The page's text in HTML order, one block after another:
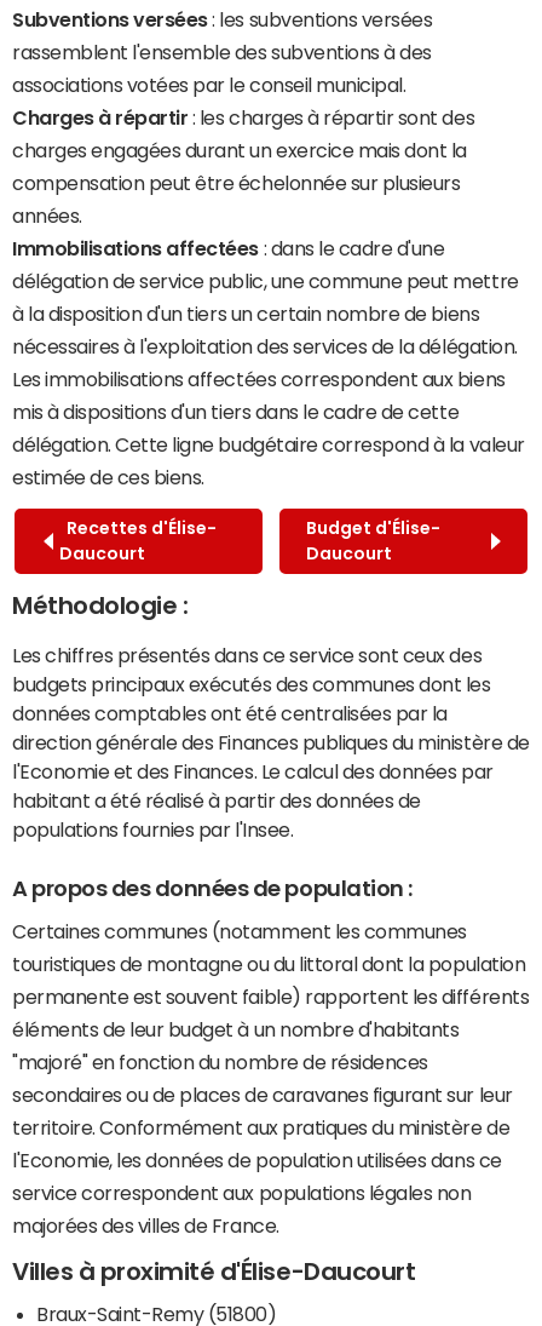
Subventions versées: les subventions versées
rassemblent l'ensemble des subventions à des
associations votées par le conseil municipal.
Charges à répartir : les charges à répartir sont des
charges engagées durant un exercice mais dont la
compensation peut être échelonnée sur plusieurs
années.
Immobilisations affectées : dans le cadre d'une
délégation de service public, une commune peut mettre
à la disposition d'un tiers un certain nombre de biens
nécessaires à l'exploitation des services de la délégation.
Les immobilisations affectées correspondent aux biens
mis à dispositions d'un tiers dans le cadre de cette
délégation. Cette ligne budgétaire correspond à la valeur
estimée de ces biens.
Recettes d'Élise-
Daucourt
Budget d'Élise-
Daucourt
Méthodologie :
Les chiffres présentés dans ce service sont ceux des
budgets principaux exécutés des communes dont les
données comptables ont été centralisées par la
direction générale des Finances publiques du ministère de
l'Economie et des Finances. Le calcul des données par
habitant a été réalisé à partir des données de
populations fournies par l'Insee.
A propos des données de population :
Certaines communes (notamment les communes
touristiques de montagne ou du littoral dont la population
permanente est souvent faible) rapportent les différents
éléments de leur budget à un nombre d'habitants
"majoré" en fonction du nombre de résidences
secondaires ou de places de caravanes figurant sur leur
territoire. Conformément aux pratiques du ministère de
l'Economie, les données de population utilisées dans ce
service correspondent aux populations légales non
majorées des villes de France.
Villes à proximité d'Élise-Daucourt
Braux-Saint-Remy (51800)